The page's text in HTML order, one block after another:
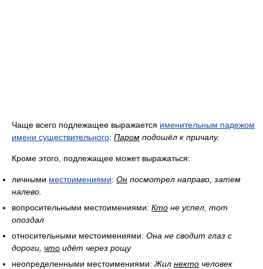
Чаще всего подлежащее выражается именительным падежом
имени существительного: Паром подошёл к причалу.
Кроме этого, подлежащее может выражаться:
личными местоимениями: Он посмотрел направо, затем
налево.
вопросительными местоимениями: Кто не успел, тот
опоздал
относительными местоимениями: Она не сводит глаз с
дороги, что идёт через рощу
неопределенными местоимениями: Жил некто человек